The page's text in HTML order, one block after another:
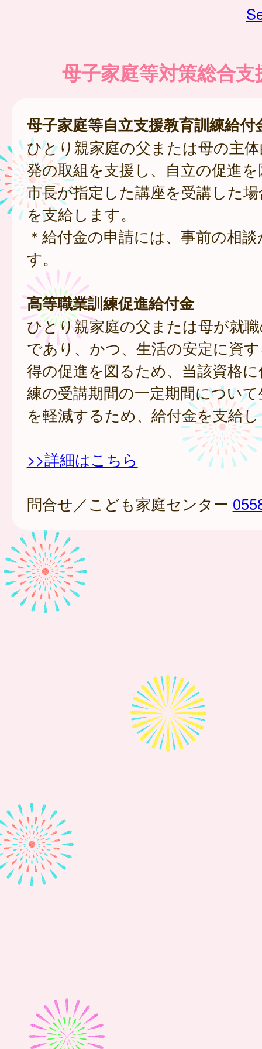
母子家庭等対策総合支
母子家庭等自立支援教育訓練給付
ひとり親家庭の父または母の主
発の取組を支援し、自立の促進
市長が指定した講座を受講した
を支給します。
＊給付金の申請には、事前の相
す。
高等職業訓練促進給付金
ひとり親家庭の父または母が就
であり、かつ、生活の安定に資
得の促進を図るため、当該資格
練の受講期間の一定期間につい
を軽減するため、給付金を支給
>>詳細はこちら
問合せ／こども家庭センター